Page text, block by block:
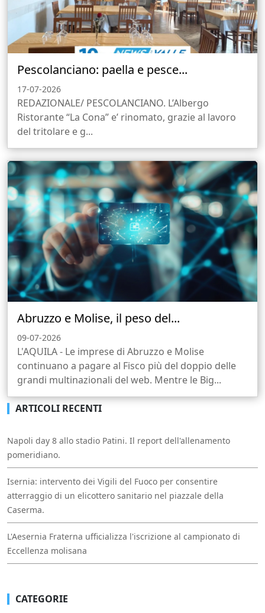
Pescolanciano: paella e pesce...
17-07-2026
REDAZIONALE/ PESCOLANCIANO. L’Albergo
Ristorante “La Cona” e’ rinomato, grazie al lavoro
del tritolare e g...
Abruzzo e Molise, il peso del...
09-07-2026
L'AQUILA - Le imprese di Abruzzo e Molise
continuano a pagare al Fisco più del doppio delle
grandi multinazionali del web. Mentre le Big...
ARTICOLI RECENTI
Napoli day 8 allo stadio Patini. Il report dell'allenamento
pomeridiano.
Isernia: intervento dei Vigili del Fuoco per consentire
atterraggio di un elicottero sanitario nel piazzale della
Caserma.
L'Aesernia Fraterna ufficializza l'iscrizione al campionato di
Eccellenza molisana
CATEGORIE